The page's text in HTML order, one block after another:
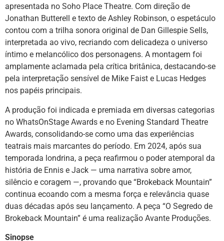
apresentada no Soho Place Theatre. Com direção de
Jonathan Butterell e texto de Ashley Robinson, o espetáculo
contou com a trilha sonora original de Dan Gillespie Sells,
interpretada ao vivo, recriando com delicadeza o universo
íntimo e melancólico dos personagens. A montagem foi
amplamente aclamada pela crítica britânica, destacando-se
pela interpretação sensível de Mike Faist e Lucas Hedges
nos papéis principais.
A produção foi indicada e premiada em diversas categorias
no WhatsOnStage Awards e no Evening Standard Theatre
Awards, consolidando-se como uma das experiências
teatrais mais marcantes do período. Em 2024, após sua
temporada londrina, a peça reafirmou o poder atemporal da
história de Ennis e Jack — uma narrativa sobre amor,
silêncio e coragem —, provando que “Brokeback Mountain”
continua ecoando com a mesma força e relevância quase
duas décadas após seu lançamento. A peça “O Segredo de
Brokeback Mountain” é uma realização Avante Produções.
Sinopse